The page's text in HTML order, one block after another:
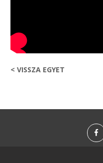
< VISSZA EGYET